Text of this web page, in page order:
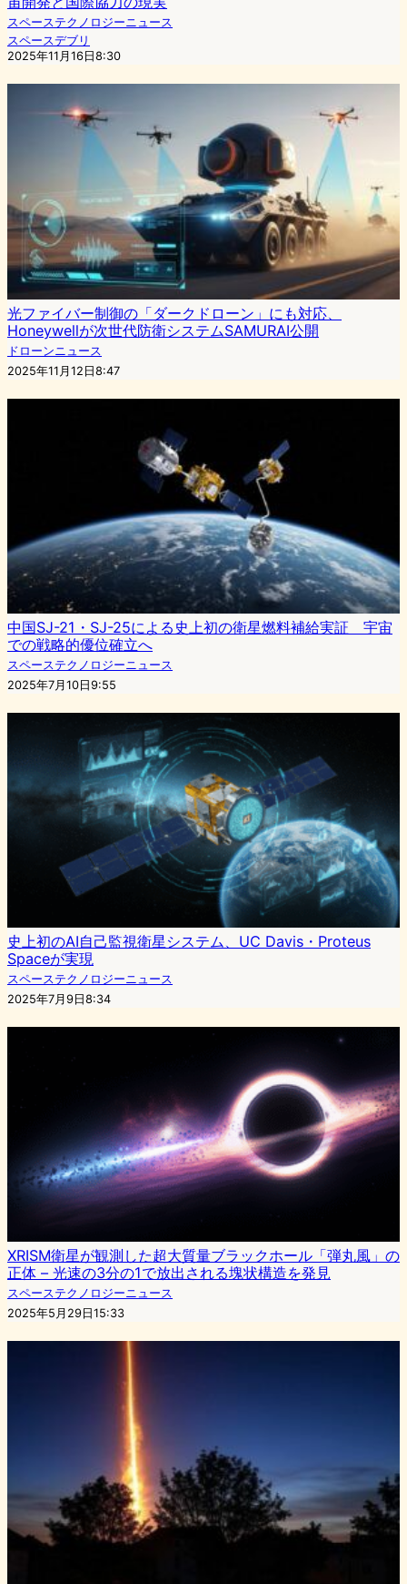
スペーステクノロジーニュース
スペースデブリ
2025年11月16日8:30
光ファイバー制御の「ダークドローン」にも対応、
Honeywellが次世代防衛システムSAMURAI公開
ドローンニュース
2025年11月12日8:47
中国SJ-21・SJ-25による史上初の衛星燃料補給実証 宇宙
での戦略的優位確立へ
スペーステクノロジーニュース
2025年7月10日9:55
史上初のAI自己監視衛星システム、UC Davis・Proteus
Spaceが実現
スペーステクノロジーニュース
2025年7月9日8:34
XRISM衛星が観測した超大質量ブラックホール「弾丸風」の
正体 – 光速の3分の1で放出される塊状構造を発見
スペーステクノロジーニュース
2025年5月29日15:33